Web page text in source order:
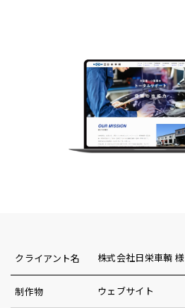
クライアント名 株式会社日栄車輌 様
制作物 ウェブサイト